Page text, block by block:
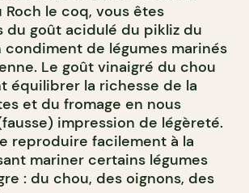
Roch le coq, vous êtes
du goût acidulé du pikliz du
condiment de légumes marinés
ne. Le goût vinaigré du chou
équilibrer la richesse de la
et du fromage en nous
impression de légèreté.
reproduire facilement à la
mariner certains légumes
: du chou, des oignons, des